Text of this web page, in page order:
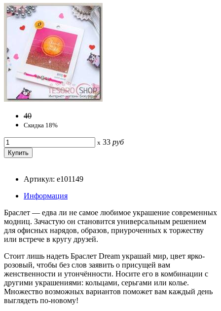
40
Скидка 18%
x 33 руб
Артикул: e101149
Информация
Браслет — едва ли не самое любимое украшение современных
модниц. Зачастую он становится универсальным решением
для офисных нарядов, образов, приуроченных к торжеству
или встрече в кругу друзей.
Стоит лишь надеть Браслет Dream украшай мир, цвет ярко-
розовый, чтобы без слов заявить о присущей вам
женственности и утончённости. Носите его в комбинации с
другими украшениями: кольцами, серьгами или колье.
Множество возможных вариантов поможет вам каждый день
выглядеть по-новому!